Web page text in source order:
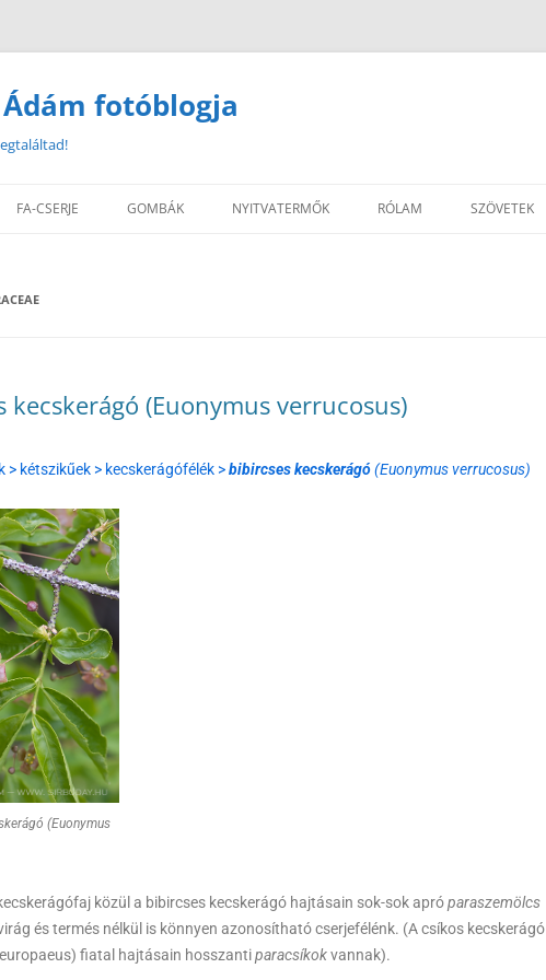
fotóblogja
FA-CSERJE GOMBÁK NYITVATERMŐK RÓLAM SZÖVETEK
kecskerágó (Euonymus verrucosus)
> kétszikűek > kecskerágófélék >bibircses kecskerágó(Euonymus verrucosus)
(Euonymus
közül a bibircses kecskerágó hajtásain sok-sok apróparaszemölcs
és termés nélkül is könnyen azonosítható cserjefélénk. (A csíkos kecskerágó
fiatal hajtásain hosszantiparacsíkokvannak).